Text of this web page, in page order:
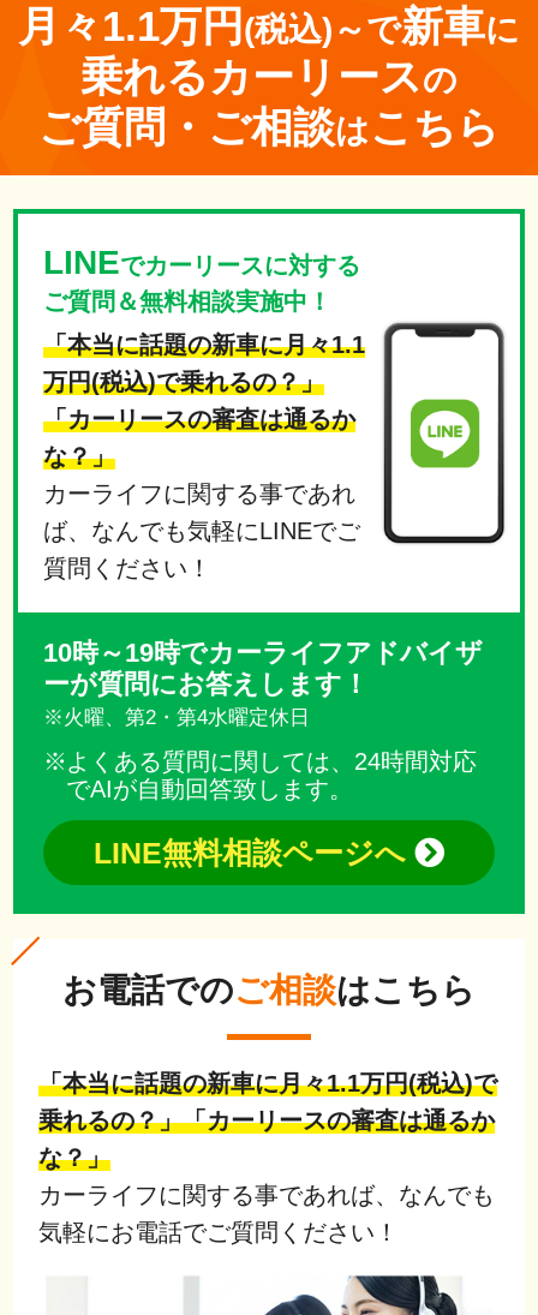
月々1.1万円 (税込)～で新車に
乗れる カーリースの
ご質問・ご相談はこちら
LINEでカーリースに対する
ご質問＆無料相談実施中！
「本当に話題の新車に月々1.1
万円(税込)で乗れるの？」
「カーリースの審査は通るか
な？」
カーライフに関する事であれ
ば、なんでも気軽にLINEでご
質問ください！
10時～19時でカーライフアドバイザ
ーが質問にお答えします！
※火曜、第2・第4水曜定休日
よくある質問に関しては、24時間対応
でAIが自動回答致します。
LINE無料相談ページへ
お電話でのご相談はこちら
「本当に話題の新車に月々1.1万円(税込)で
乗れるの？」「カーリースの審査は通るか
な？」
カーライフに関する事であれば、なんでも
気軽にお電話でご質問ください！